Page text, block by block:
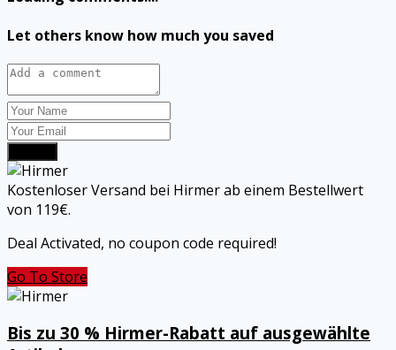
Let others know how much you saved
Kostenloser Versand bei Hirmer ab einem Bestellwert
von 119€.
Deal Activated, no coupon code required!
Go To Store
Bis zu 30 % Hirmer-Rabatt auf ausgewählte